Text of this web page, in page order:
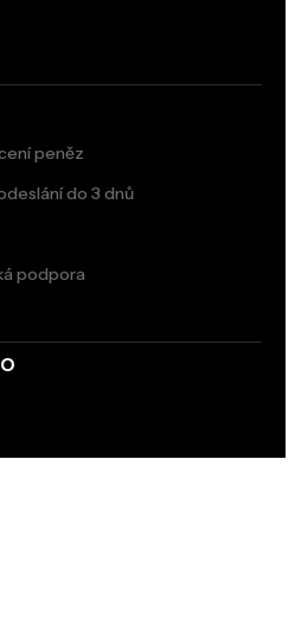
peněz
do 3 dnů
podpora